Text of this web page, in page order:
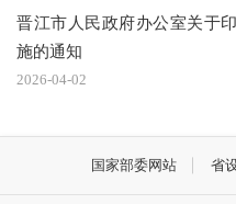
晋江市人民政府办公室关于
施的通知
2026-04-02
国家部委网站 省